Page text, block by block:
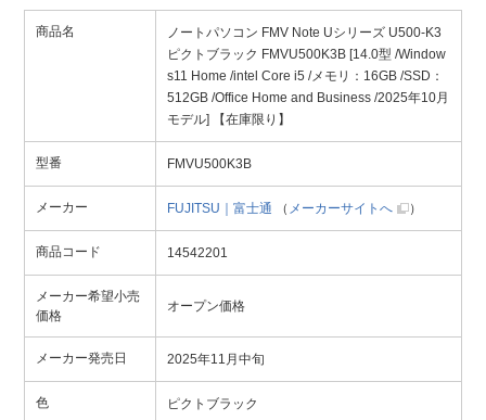
商品名
ノートパソコン FMV Note Uシリーズ U500-K3
ピクトブラック FMVU500K3B [14.0型 /Window
s11 Home /intel Core i5 /メモリ：16GB /SSD：
512GB /Office Home and Business /2025年10月
モデル] 【在庫限り】
型番 FMVU500K3B
メーカー FUJITSU｜富士通 （ メーカーサイトへ ）
商品コード 14542201
メーカー希望小売
価格
オープン価格
メーカー発売日 2025年11月中旬
色 ピクトブラック